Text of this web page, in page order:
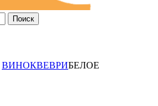
Поиск
ВИНОКВЕВРИБЕЛОЕ